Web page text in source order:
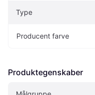
Type
Producent farve
Produktegenskaber